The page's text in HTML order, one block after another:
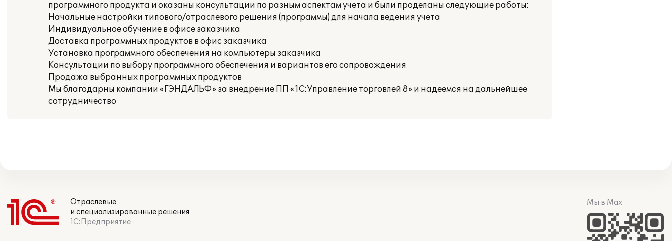
программного продукта и оказаны консультации по разным аспектам учета и были проделаны следующие работы:
Начальные настройки типового/отраслевого решения (программы) для начала ведения учета
Индивидуальное обучение в офисе заказчика
Доставка программных продуктов в офис заказчика
Установка программного обеспечения на компьютеры заказчика
Консультации по выбору программного обеспечения и вариантов его сопровождения
Продажа выбранных программных продуктов
Мы благодарны компании «ГЭНДАЛЬФ» за внедрение ПП «1С:Управление торговлей 8» и надеемся на дальнейшее
сотрудничество
Отраслевые
и специализированные решения
1С:Предприятие
Мы в Max